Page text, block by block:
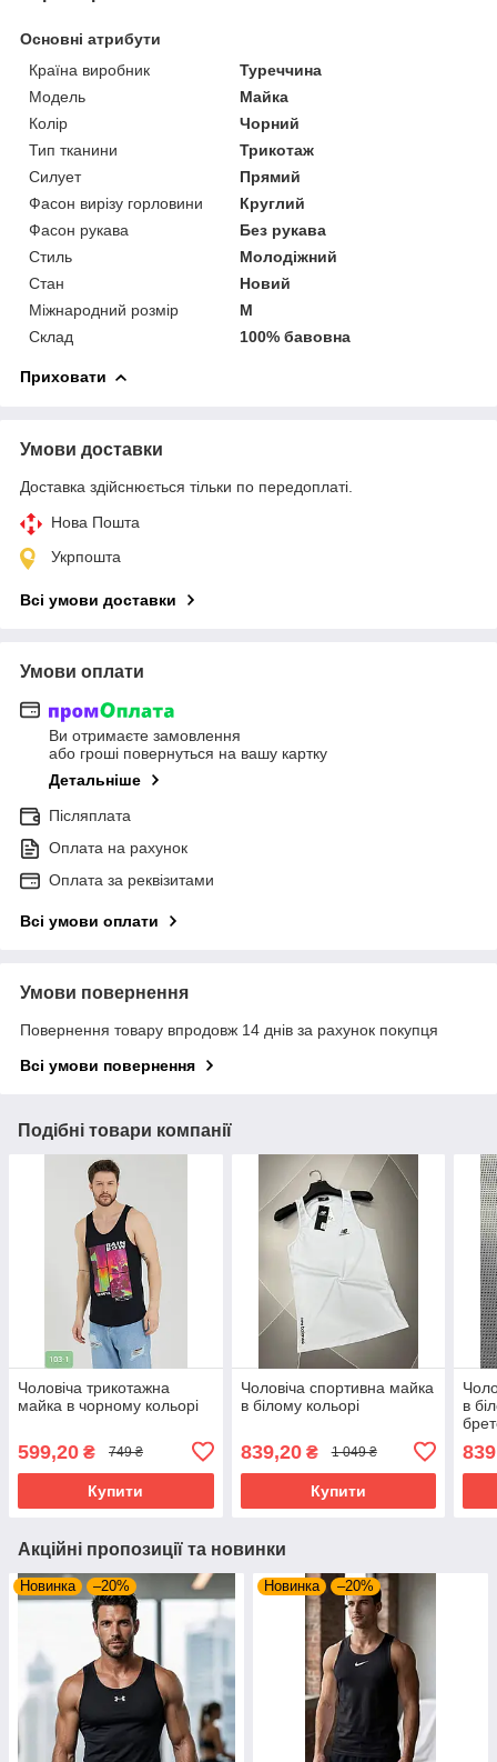
Основні атрибути
Країна виробник
Туреччина
Модель
Майка
Колір
Чорний
Тип тканини
Трикотаж
Силует
Прямий
Фасон вирізу горловини
Круглий
Фасон рукава
Без рукава
Стиль
Молодіжний
Стан
Новий
Міжнародний розмір
M
Склад
100% бавовна
Приховати
Умови доставки
Доставка здійснюється тільки по передоплаті.
Нова Пошта
Укрпошта
Всі умови доставки
Умови оплати
Ви отримаєте замовлення
або гроші повернуться на вашу картку
Детальніше
Післяплата
Оплата на рахунок
Оплата за реквізитами
Всі умови оплати
Умови повернення
Повернення товару впродовж 14 днів за рахунок покупця
Всі умови повернення
Подібні товари компанії
Чоловіча трикотажна
майка в чорному кольорі
599,20 ₴ 749 ₴
Купити
Чоловіча спортивна майка
в білому кольорі
839,20₴ 1 049 ₴
Купити
в
Акційні пропозиції та новинки
Новинка –20% Новинка –20%